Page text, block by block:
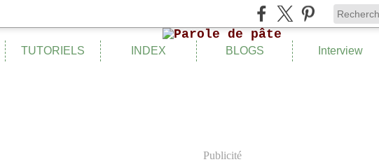
TUTORIELS INDEX BLOGS Interview
Publicité